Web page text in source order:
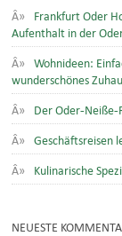
Frankfurt Oder
Aufenthalt in der
Wohnideen:
wunderschönes
Der Oder-Neiße-
Geschäftsreisen
Kulinarische
NEUESTE